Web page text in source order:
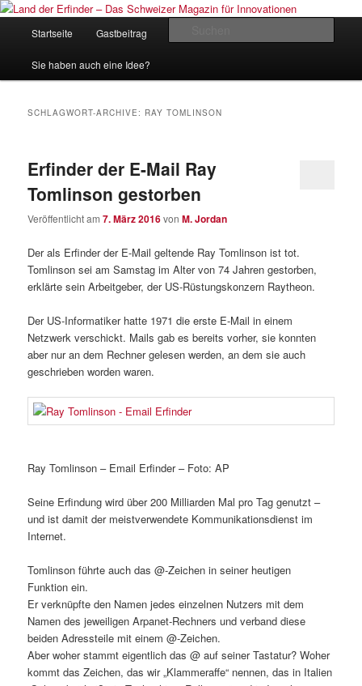
Zum
wechseln
Zum
wechselnLand der Erfinder – Das Schweizer
Startseite Gastbeitrag
Sie haben auch eine Idee?
SCHLAGWORT-ARCHIVE: RAY TOMLINSON
Erfinder der E-Mail Ray
Tomlinson gestorben
Veröffentlicht am7. März 2016vonM. Jordan
Der als Erfinder der E-Mail geltende Ray Tomlinson ist tot.
Tomlinson sei am Samstag im Alter von 74 Jahren gestorben,
erklärte sein Arbeitgeber, der US-Rüstungskonzern Raytheon.
Der US-Informatiker hatte 1971 die erste E-Mail in einem
Netzwerk verschickt. Mails gab es bereits vorher, sie konnten
aber nur an dem Rechner gelesen werden, an dem sie auch
geschrieben worden waren.
Ray Tomlinson – Email Erfinder – Foto: AP
Seine Erfindung wird über 200 Milliarden Mal pro Tag genutzt –
und ist damit der meistverwendete Kommunikationsdienst im
Internet.
Tomlinson führte auch das @-Zeichen in seiner heutigen
Funktion ein.
Er verknüpfte den Namen jedes einzelnen Nutzers mit dem
Namen des jeweiligen Arpanet-Rechners und verband diese
beiden Adressteile mit einem @-Zeichen.
Aber woher stammt eigentlich das @ auf seiner Tastatur? Woher
kommt das Zeichen, das wir „Klammeraffe“ nennen, das in Italien